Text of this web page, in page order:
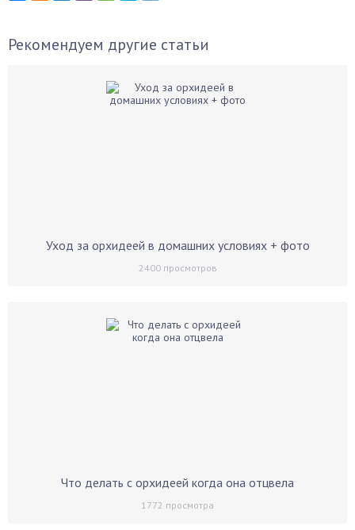
Рекомендуем другие статьи
Уход за орхидеей в домашних условиях + фото
2400просмотров
Что делать с орхидеей когда она отцвела
1772 просмотра